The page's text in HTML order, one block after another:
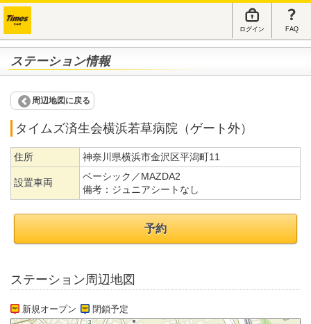
ログイン FAQ
ステーション情報
周辺地図に戻る
タイムズ済生会横浜若草病院（ゲート外）
住所 神奈川県横浜市金沢区平潟町11
設置車両
ベーシック／MAZDA2
備考： ジュニアシートなし
予約
ステーション周辺地図
新規オープン 閉鎖予定